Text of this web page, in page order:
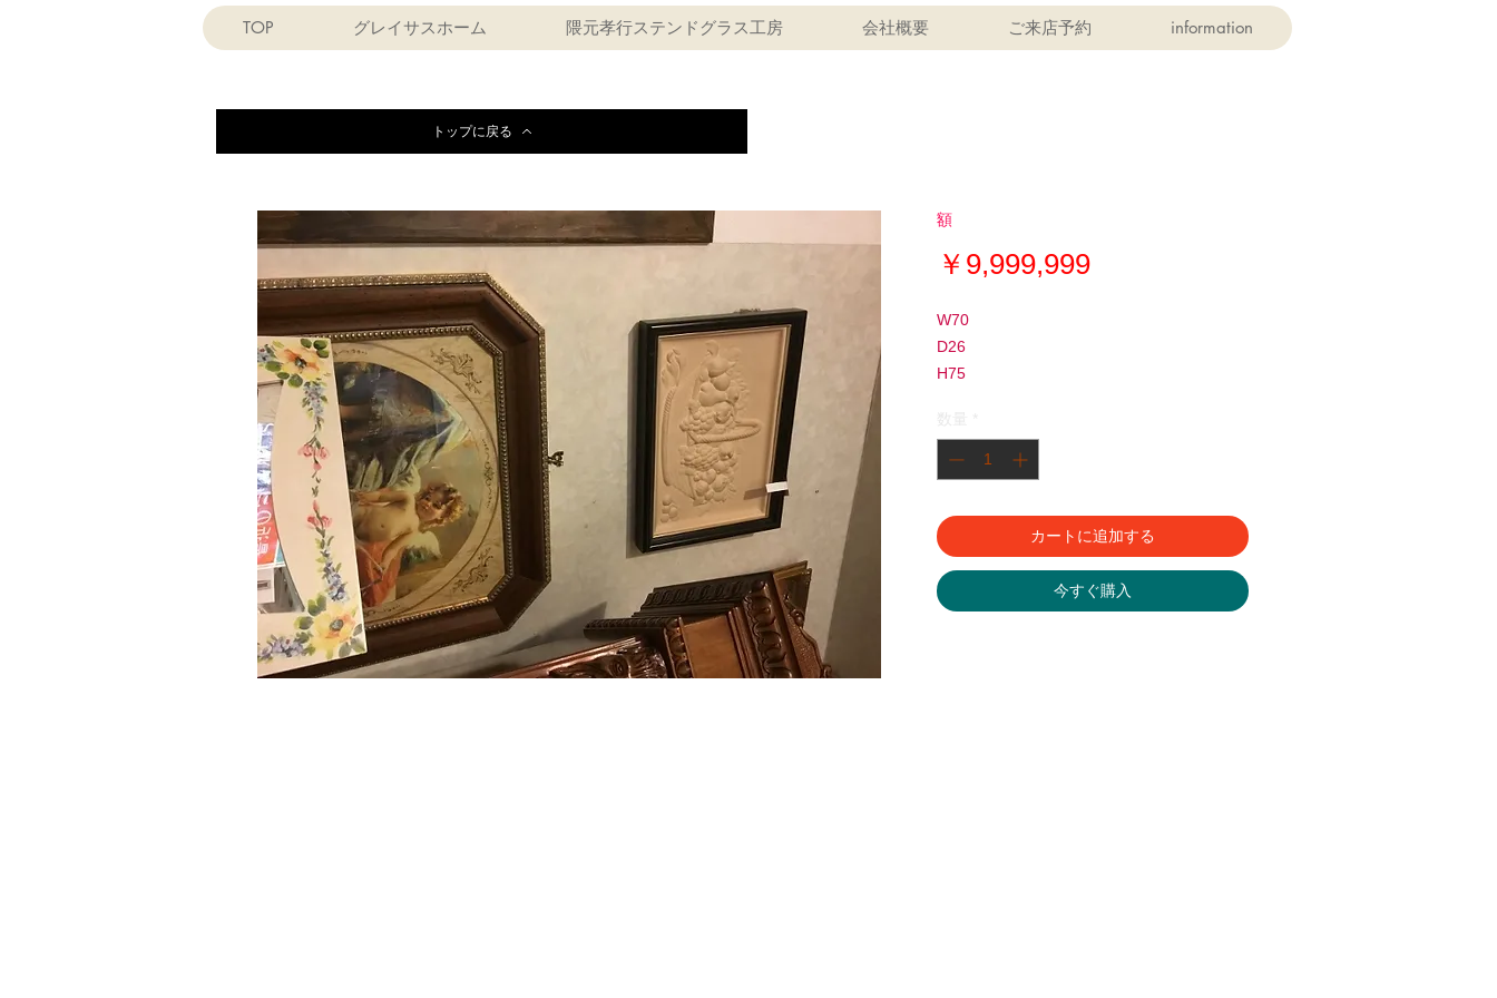
TOP グレイサスホーム 隈元孝行ステンドグラス工房 会社概要 ご来店予約 information
額
￥9,999,999価
W70
D26
H75
カートに追加する
今すぐ購入
トップに戻る